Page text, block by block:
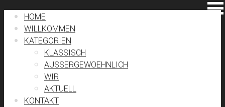
HOME
WILLKOMMEN
KATEGORIEN
KLASSISCH
AUSSERGEWOEHNLICH
WIR
AKTUELL
KONTAKT